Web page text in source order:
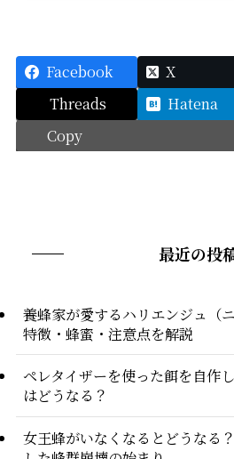
Facebook X
Threads
Hatena
Copy
最近の投
養蜂家が愛するハリエンジュ（
特徴・蜂蜜・注意点を解説
ペレタイザーを使った餌を自作
はどうなる？
女王蜂がいなくなるとどうなる